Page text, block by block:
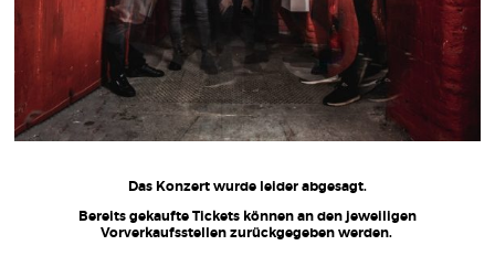
Das Konzert wurde leider abgesagt.
Bereits gekaufte Tickets können an den jeweiligen
Vorverkaufsstellen zurückgegeben werden.